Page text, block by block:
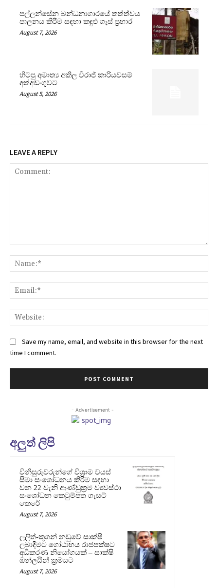
පල්ලන්සේන බන්ධනාගාරයේ තත්ත්වය
පාලනය කිරීම සඳහා කඳුළු ගෑස් ප්‍රහාර
August 7, 2026
හිටපු අමාත්‍ය අකිල විරාජ් කාරියවසම්
අත්අඩංගුවට
August 5, 2026
LEAVE A REPLY
Save my name, email, and website in this browser for the next
time I comment.
- Advertisement -
අලුත් ලිපි
විනිසුරුවරුන්ගේ විශ්‍රාම වයස්
සීමා සංශෝධනය කිරීම සඳහා
වන 22 වැනි ආණ්ඩුක්‍රම ව්‍යවස්ථා
සංශෝධන කෙටුම්පත ගැසට්
කෙරේ
August 7, 2026
ලලිත්-කූගන් නඩුවේ සාක්ෂි
ලබාදීමට ගෝඨාභය රාජපක්ෂට
අධිකරණ නියෝගයක් – සාක්ෂි
ඔන්ලයින් ක්‍රමයට
August 7, 2026